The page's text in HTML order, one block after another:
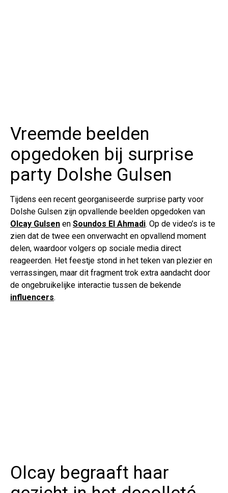
Vreemde beelden
opgedoken bij surprise
party Dolshe Gulsen
Tijdens een recent georganiseerde surprise party voor
Dolshe Gulsen zijn opvallende beelden opgedoken van
Olcay Gulsen en Soundos El Ahmadi. Op de video’s is te
zien dat de twee een onverwacht en opvallend moment
delen, waardoor volgers op sociale media direct
reageerden. Het feestje stond in het teken van plezier en
verrassingen, maar dit fragment trok extra aandacht door
de ongebruikelijke interactie tussen de bekende
influencers.
Olcay begraaft haar